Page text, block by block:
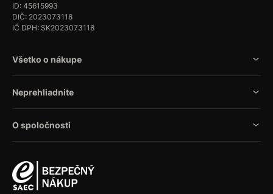
ID: 45615993
DIČ: 2023073118
IČ DPH: SK2023073118
Všetko o nákupe
Neprehliadnite
O spoločnosti